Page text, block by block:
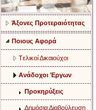
Άξονες Προτεραιότητας
Ποιους Αφορά
Tελικοί Δικαιούχοι
Ανάδοχοι Έργων
Προκηρύξεις
Δημόσια Διαβούλευση